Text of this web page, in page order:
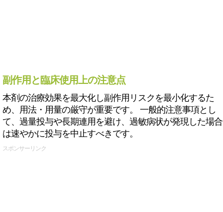
副作用と臨床使用上の注意点
本剤の治療効果を最大化し副作用リスクを最小化するた
め、用法・用量の厳守が重要です。 一般的注意事項とし
て、過量投与や長期連用を避け、過敏病状が発現した場合
は速やかに投与を中止すべきです。
スポンサーリンク